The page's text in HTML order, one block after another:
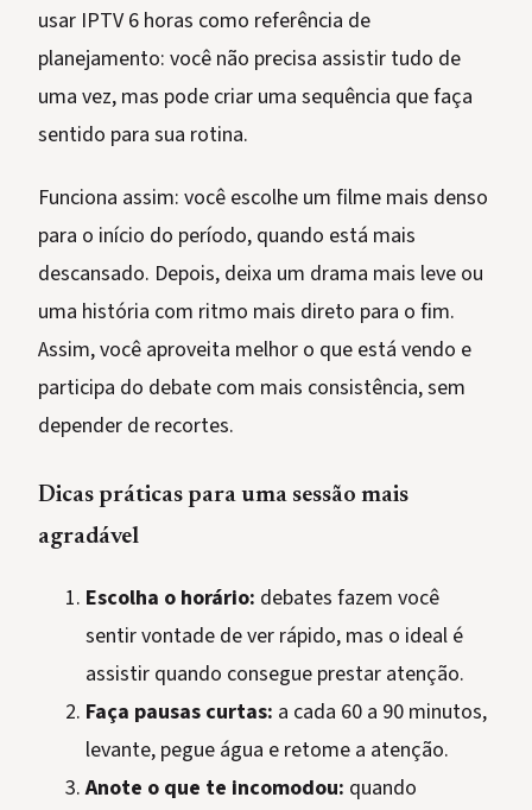
usar IPTV 6 horas como referência de
planejamento: você não precisa assistir tudo de
uma vez, mas pode criar uma sequência que faça
sentido para sua rotina.
Funciona assim: você escolhe um filme mais denso
para o início do período, quando está mais
descansado. Depois, deixa um drama mais leve ou
uma história com ritmo mais direto para o fim.
Assim, você aproveita melhor o que está vendo e
participa do debate com mais consistência, sem
depender de recortes.
Dicas práticas para uma sessão mais
agradável
Escolha o horário: debates fazem você
sentir vontade de ver rápido, mas o ideal é
assistir quando consegue prestar atenção.
Faça pausas curtas: a cada 60 a 90 minutos,
levante, pegue água e retome a atenção.
Anote o que te incomodou: quando